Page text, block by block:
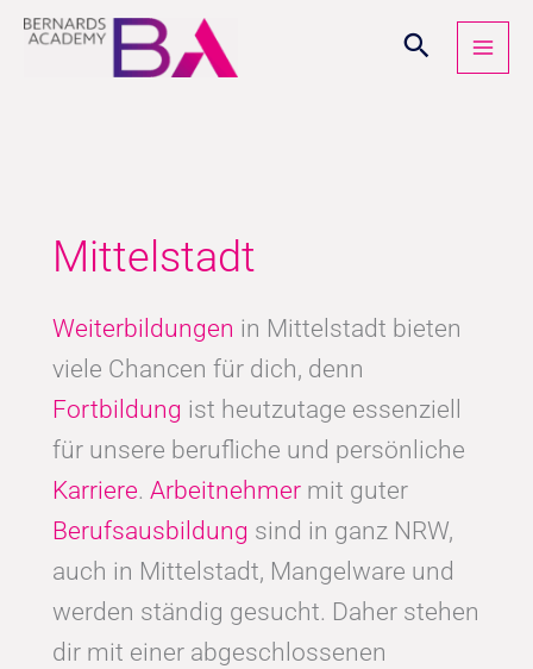
Zum
Inhalt
Mittelstadt
Weiterbildungen in Mittelstadt bieten
viele Chancen für dich, denn
Fortbildung ist heutzutage essenziell
für unsere berufliche und persönliche
Karriere. Arbeitnehmer mit guter
Berufsausbildung sind in ganz NRW,
auch in Mittelstadt, Mangelware und
werden ständig gesucht. Daher stehen
dir mit einer abgeschlossenen